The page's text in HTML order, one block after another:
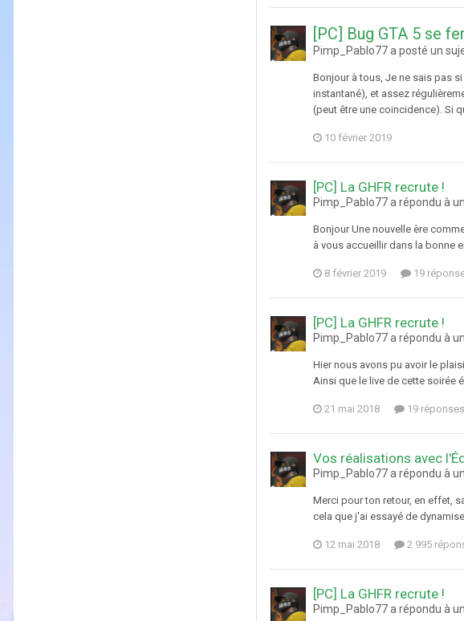
[PC] Bug GTA 5 se
Pimp_Pablo77 a posté un
Bonjour à tous, Je ne sais pas
instantané), et assez
(peut être une coincidence). Si
10 février 2019
[PC] La GHFR recrute !
Pimp_Pablo77 a répondu à
Bonjour Une nouvelle ère
à vous accueillir dans la bonne
8 février 2019 19
[PC] La GHFR recrute !
Pimp_Pablo77 a répondu à
Hier nous avons pu avoir le
Ainsi que le live de cette soirée
21 mai 2018 19 réponses
Vos réalisations avec
Pimp_Pablo77 a répondu à
Merci pour ton retour, en effet,
cela que j'ai essayé de
12 mai 2018 2 995
[PC] La GHFR recrute !
Pimp_Pablo77 a répondu à